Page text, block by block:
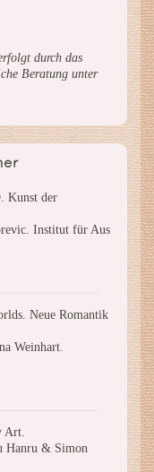
durch das
Beratung unter
Kunst der
Institut für Aus
Neue Romantik
Weinhart.
Art.
Hanru & Simon